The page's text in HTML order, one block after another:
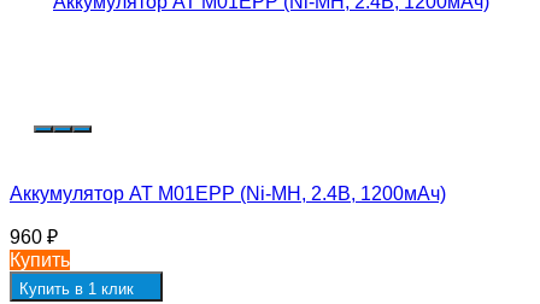
Аккумулятор AT M01EPP (Ni-MH, 2.4В, 1200мАч)
960 ₽
Купить
Купить в 1 клик